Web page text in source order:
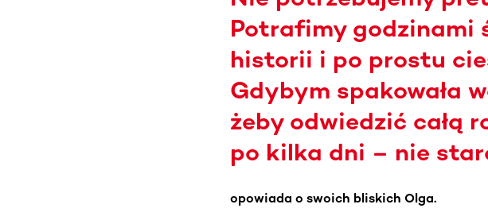
Potrafimy godzinami
historii i po prostu
Gdybym spakowała
żeby odwiedzić całą
po kilka dni – nie
opowiada o swoich bliskich Olga.